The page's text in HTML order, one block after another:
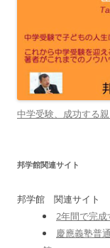
中学受験、成功する
邦学館関連サイト
邦学館 関連サイト
2年間で完
慶應義塾普